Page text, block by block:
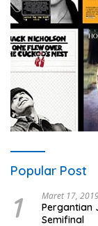
Popular Post
1 Maret 17,
Pergantian
Semifinal